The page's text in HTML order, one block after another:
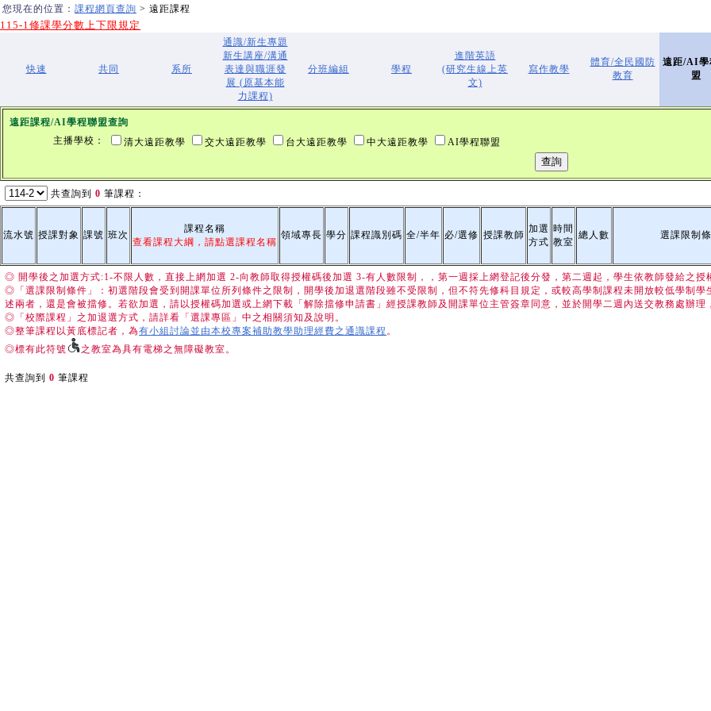
您現在的位置： 課程網頁查詢 > 遠距課程
115-1修課學分數上下限規定
快速 共同 系所
通識/新生專題
新生講座/溝通
表達與職涯發
展 (原基本能
力課程)
分班編組 學程
進階英語
(研究生線上英
文)
寫作教學
體育/全民國防
教育
遠距/AI學
盟
遠距課程/AI學程聯盟查詢
主播學校：
清大遠距教學 交大遠距教學 台大遠距教學 中大遠距教學 AI學程聯盟
共查詢到 0 筆課程：
流水號 授課對象 課號 班次
課程名稱
查看課程大綱，請點選課程名稱
領域專長 學分 課程識別碼 全/半年 必/選修 授課教師
加選
方式
時間
教室
總人數 選課限制
◎ 開學後之加選方式:1-不限人數，直接上網加選 2-向教師取得授權碼後加選 3-有人數限制，，第一週採上網登記後分發，第二週起，學生依教師發給之授
◎「選課限制條件」：初選階段會受到開課單位所列條件之限制，開學後加退選階段雖不受限制，但不符先修科目規定，或較高學制課程未開放較低學制
述兩者，還是會被擋修。若欲加選，請以授權碼加選或上網下載「解除擋修申請書」經授課教師及開課單位主管簽章同意，並於開學二週內送交教務處辦理
◎「校際課程」之加退選方式，請詳看「選課專區」中之相關須知及說明。
◎整筆課程以黃底標記者，為有小組討論並由本校專案補助教學助理經費之通識課程 。
◎標有此符號
之教室為具有電梯之無障礙教室。
共查詢到 0 筆課程